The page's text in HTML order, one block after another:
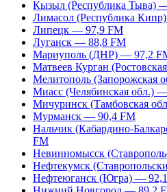
Кызыл (Республика Тыва)
Лимасол (Республика
Липецк — 97,9 FM
Луганск — 88,8 FM
Мариуполь (ДНР) — 97,2
Матвеев Курган
Мелитополь (Запорожская
Миасс (Челябинская обл.)
Мичуринск (Тамбовская
Мурманск — 90,4 FM
Нальчик (Кабардино-
FM
Невинномысск
Нефтекумск
Нефтеюганск (Югра) —